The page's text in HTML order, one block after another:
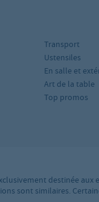
Transport
Ustensiles
En salle et
Art de la table
Top promos
destinée
sont similaires.